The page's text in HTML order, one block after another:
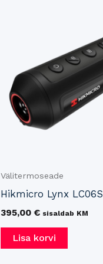
Välitermoseade
Hikmicro Lynx LC06S
395,00 € sisaldab KM
Lisa korvi